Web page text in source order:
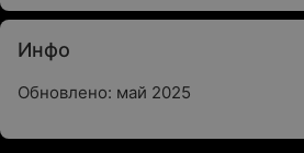
Инфо
Обновлено: май 2025